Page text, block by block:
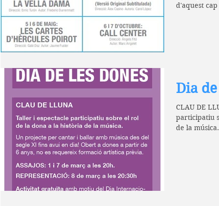
d'aquest
Dia
CLAU DE
participatiu sobre el rol
de la